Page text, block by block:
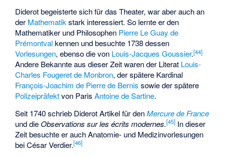
Diderot begeisterte sich für das Theater, war aber auch an
der Mathematikstark interessiert. So lernte er den
Mathematiker und Philosophen Pierre Le Guay de
Prémontvalkennen und besuchte 1738 dessen
Vorlesungen, ebenso die von Louis-Jacques Goussier.[44]
Andere Bekannte aus dieser Zeit waren der Literat Louis-
Charles Fougeret de Monbron, der spätere Kardinal
François-Joachim de Pierre de Bernis sowie der spätere
Polizeipräfektvon ParisAntoine de Sartine.
Seit 1740 schrieb Diderot Artikel für denMercure de France
und dieObservations sur les écrits modernes.[45] In dieser
Zeit besuchte er auch Anatomie- und Medizinvorlesungen
beiCésar Verdier.[46]